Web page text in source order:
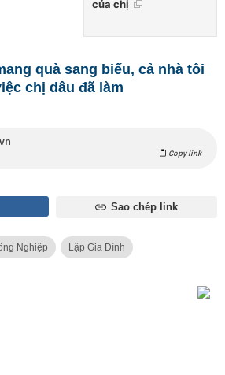
của chị
quà sang biếu, cả nhà tôi
chị dâu đã làm
Copy link
Sao chép link
Nghiệp Lập Gia Đình